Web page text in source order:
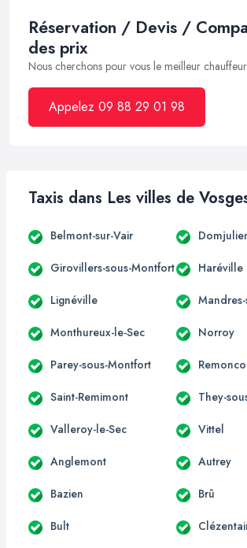
Réservation / Devis /
des prix
Nous cherchons pour vous le meilleur
Appelez 09 88 29 01 98
Taxis dans Les villes de
Belmont-sur-Vair
Girovillers-sous-Montfort Haréville
Lignéville
Monthureux-le-Sec Norroy
Parey-sous-Montfort
Saint-Remimont They-
Valleroy-le-Sec Vittel
Anglemont Autrey
Bazien Brû
Bult